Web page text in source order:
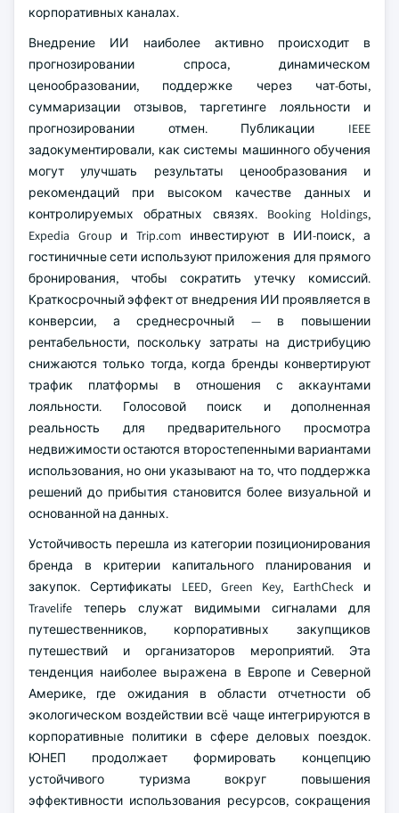
корпоративных каналах.
Внедрение ИИ наиболее активно происходит в
прогнозировании спроса, динамическом
ценообразовании, поддержке через чат-боты,
суммаризации отзывов, таргетинге лояльности и
прогнозировании отмен. Публикации IEEE
задокументировали, как системы машинного обучения
могут улучшать результаты ценообразования и
рекомендаций при высоком качестве данных и
контролируемых обратных связях. Booking Holdings,
Expedia Group и Trip.com инвестируют в ИИ-поиск, а
гостиничные сети используют приложения для прямого
бронирования, чтобы сократить утечку комиссий.
Краткосрочный эффект от внедрения ИИ проявляется в
конверсии, а среднесрочный — в повышении
рентабельности, поскольку затраты на дистрибуцию
снижаются только тогда, когда бренды конвертируют
трафик платформы в отношения с аккаунтами
лояльности. Голосовой поиск и дополненная
реальность для предварительного просмотра
недвижимости остаются второстепенными вариантами
использования, но они указывают на то, что поддержка
решений до прибытия становится более визуальной и
основанной на данных.
Устойчивость перешла из категории позиционирования
бренда в критерии капитального планирования и
закупок. Сертификаты LEED, Green Key, EarthCheck и
Travelife теперь служат видимыми сигналами для
путешественников, корпоративных закупщиков
путешествий и организаторов мероприятий. Эта
тенденция наиболее выражена в Европе и Северной
Америке, где ожидания в области отчетности об
экологическом воздействии всё чаще интегрируются в
корпоративные политики в сфере деловых поездок.
ЮНЕП продолжает формировать концепцию
устойчивого туризма вокруг повышения
эффективности использования ресурсов, сокращения